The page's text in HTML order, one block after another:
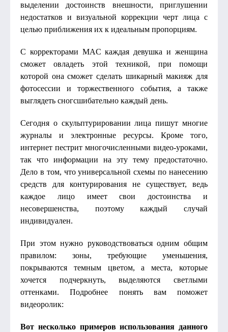
выделении достоинств внешности, приглушении
недостатков и визуальной коррекции черт лица с
целью приближения их к идеальным пропорциям.
С корректорами MAC каждая девушка и женщина
сможет овладеть этой техникой, при помощи
которой она сможет сделать шикарный макияж для
фотосессии и торжественного события, а также
выглядеть сногсшибательно каждый день.
Сегодня о скульптурировании лица пишут многие
журналы и электронные ресурсы. Кроме того,
интернет пестрит многочисленными видео-уроками,
так что информации на эту тему предостаточно.
Дело в том, что универсальной схемы по нанесению
средств для контурирования не существует, ведь
каждое лицо имеет свои достоинства и
несовершенства, поэтому каждый случай
индивидуален.
При этом нужно руководствоваться одним общим
правилом: зоны, требующие уменьшения,
покрываются темным цветом, а места, которые
хочется подчеркнуть, выделяются светлыми
оттенками. Подробнее понять вам поможет
видеоролик:
Вот несколько примеров использования данного